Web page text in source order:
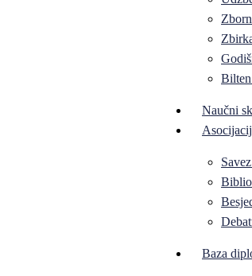
Naučni
Baza